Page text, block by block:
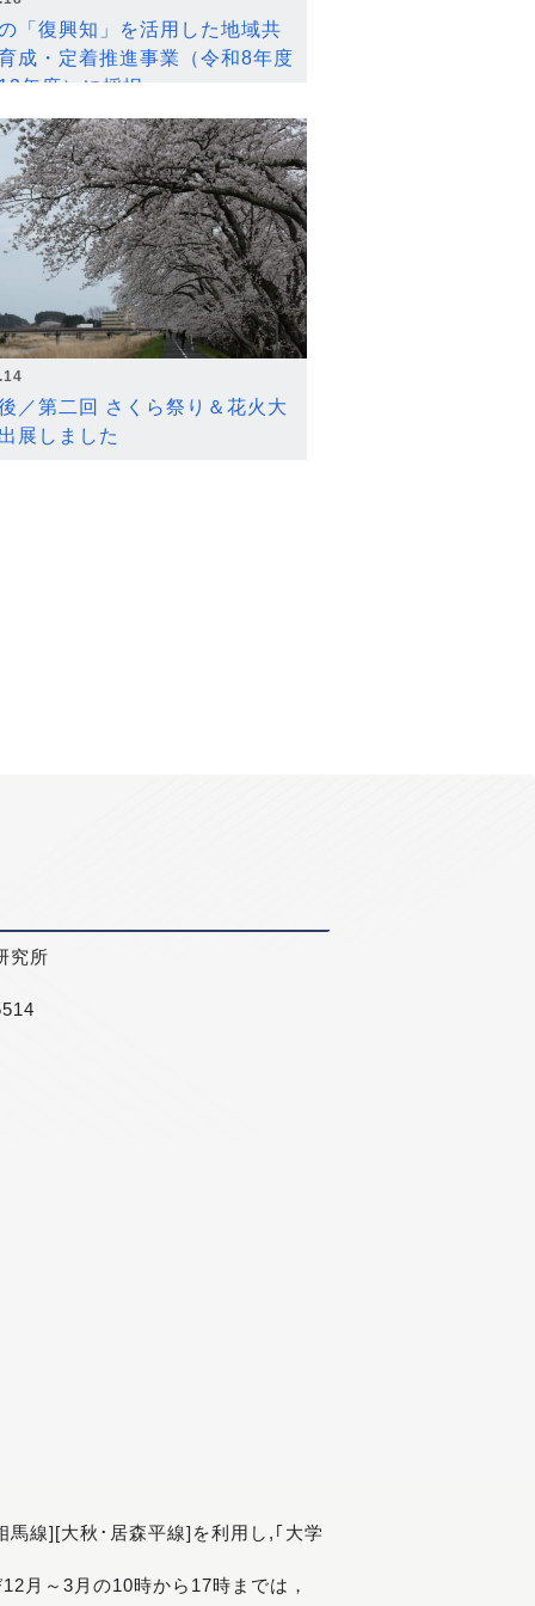
「復興知」を活用した地域共
成・定着推進事業（令和8年度
年度）に採択
／第二回 さくら祭り＆花火大
展しました
究所
線][大秋･居森平線]を利用し,｢大学
月～3月の10時から17時までは，